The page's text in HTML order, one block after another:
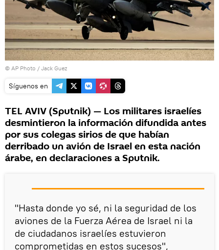
© AP Photo / Jack Guez
Síguenos en
TEL AVIV (Sputnik) — Los militares israelíes
desmintieron la información difundida antes
por sus colegas sirios de que habían
derribado un avión de Israel en esta nación
árabe, en declaraciones a Sputnik.
"Hasta donde yo sé, ni la seguridad de los
aviones de la Fuerza Aérea de Israel ni la
de ciudadanos israelíes estuvieron
comprometidas en estos sucesos",